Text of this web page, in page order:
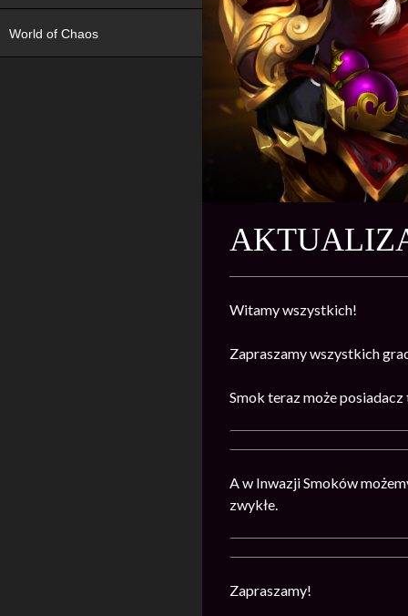
Witamy wszystkich!
Zapraszamy wszystkich
Smok teraz może posiadacz
A w Inwazji Smoków
zwykłe.
Zapraszamy!
World of Chaos